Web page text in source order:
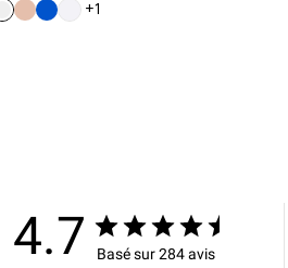
Noir
BleuBlanc
+1
4.7 Basé sur 284 avis